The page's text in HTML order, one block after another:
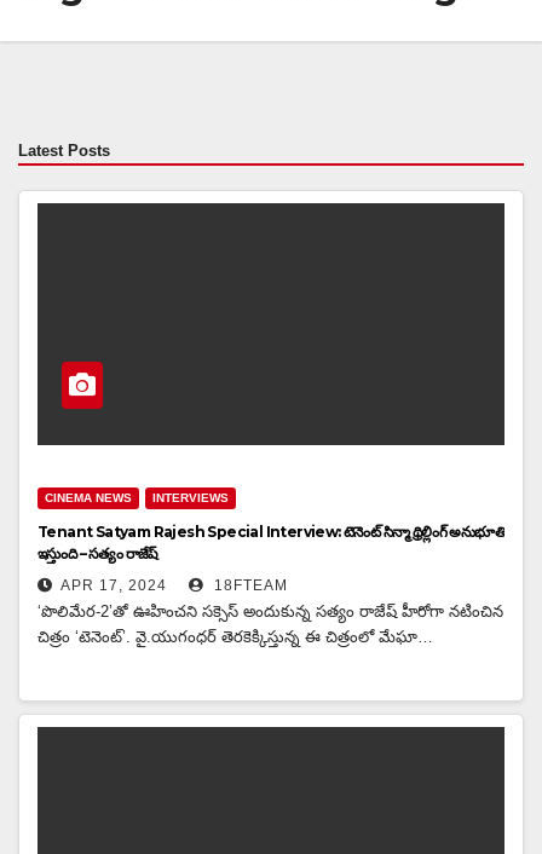
Latest Posts
CINEMA NEWS INTERVIEWS
Tenant Satyam Rajesh Special Interview: టెనెంట్ సిన్మా థ్రిల్లింగ్ అనుభూతి
ఇస్తుంది – సత్యం రాజేష్
APR 17, 2024 18FTEAM
‘పొలిమేర-2’తో ఊహించని సక్సెస్ అందుకున్న సత్యం రాజేష్ హీరోగా నటించిన
చిత్రం ‘టెనెంట్’. వై.యుగంధర్‌ తెరకెక్కిస్తున్న ఈ చిత్రంలో మేఘా…